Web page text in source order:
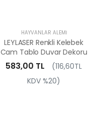
HAYVANLAR ALEMI
LEYLASER Renkli Kelebek
Cam Tablo Duvar Dekoru
583,00 TL
(116,60TL
KDV %20)